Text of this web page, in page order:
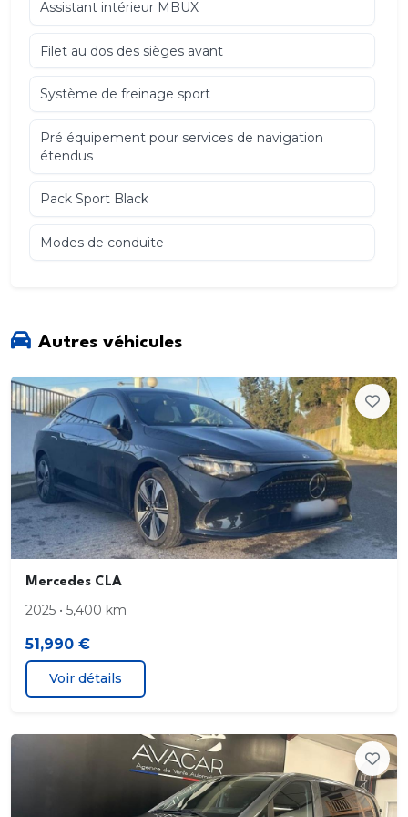
Assistant intérieur MBUX
Filet au dos des sièges avant
Système de freinage sport
Pré équipement pour services de navigation
étendus
Pack Sport Black
Modes de conduite
pneumatiques
Projecteurs MULTIBEAM LED
Câble de charge pour boîtier mural et bornes de
recharge publiques
5 m
type 2 (11kW)
Avertisseur de sortie du véhicule à l arrêt
Volant sport multifonctions en cuir Nappa
Volant à gauche
Avertisseur de limitation de vitesse
Autres véhicules
Mercedes CLA
2025 • 5,400 km
51,990 €
Voir détails